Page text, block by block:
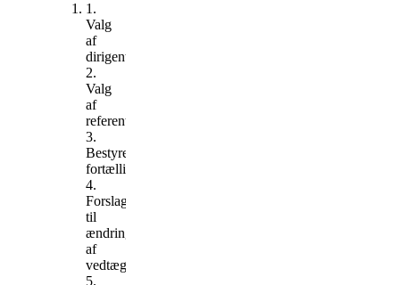
1.
Valg
af
dirigent.
2.
Valg
af
referent
3.
Bestyrelsens
fortælling.
4.
Forslag
til
ændring
af
vedtægter
5.